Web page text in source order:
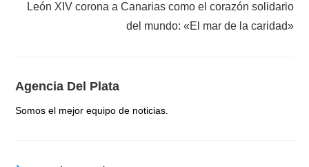
León XIV corona a Canarias como el corazón solidario
del mundo: «El mar de la caridad»
Agencia Del Plata
Somos el mejor equipo de noticias.